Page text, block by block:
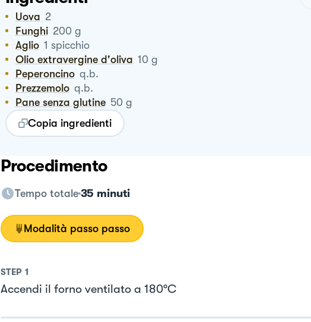
Uova 2
Funghi 200 g
Aglio 1 spicchio
Olio extravergine d'oliva 10 g
Peperoncino q.b.
Prezzemolo q.b.
Pane senza glutine 50 g
Copia ingredienti
Procedimento
Tempo totale 35 minuti
Modalità passo passo
STEP 1
Accendi il forno ventilato a 180°C